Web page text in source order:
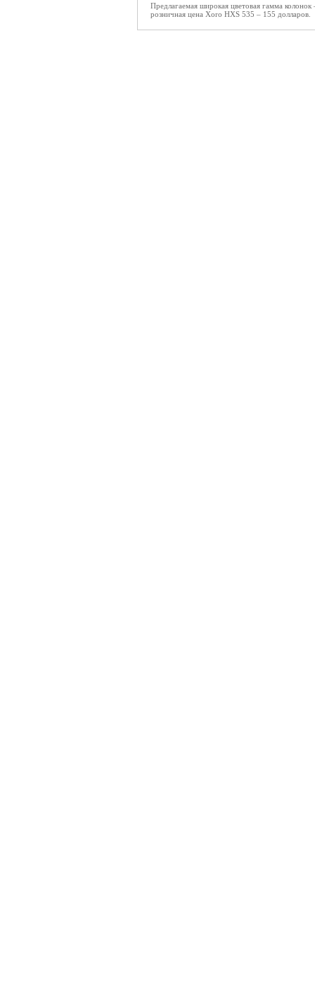
Предлагаемая широкая цветовая гамма
розничная цена Xoro HXS 535 – 155 долларов.